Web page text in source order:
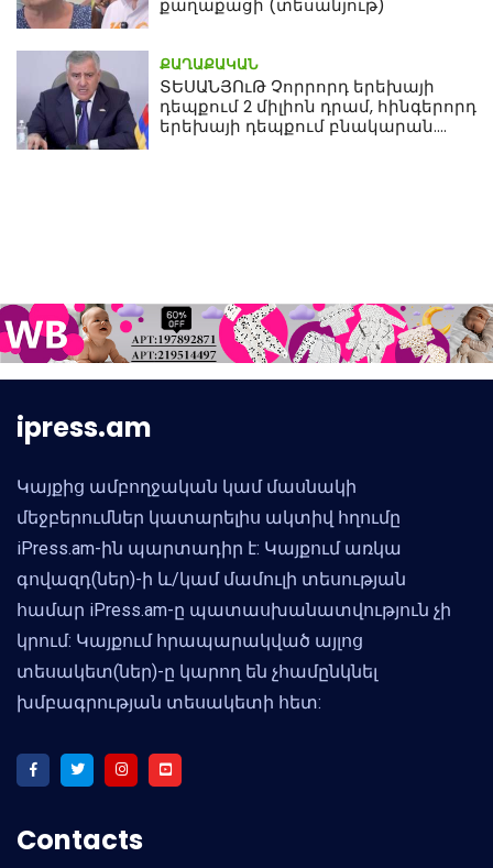
քաղաքացի (տեսանյութ)
ՔԱՂԱՔԱԿԱՆ
ՏԵՍԱՆՅՈւԹ Չորրորդ երեխայի
դեպքում 2 միլիոն դրամ, հինգերորդ
երեխայի դեպքում բնակարան.
ipress.am
Կայքից ամբողջական կամ մասնակի
մեջբերումներ կատարելիս ակտիվ հղումը
iPress.am-ին պարտադիր է: Կայքում առկա
գովազդ(ներ)-ի և/կամ մամուլի տեսության
համար iPress.am-ը պատասխանատվություն չի
կրում: Կայքում հրապարակված այլոց
տեսակետ(ներ)-ը կարող են չհամընկնել
խմբագրության տեսակետի հետ:
Contacts